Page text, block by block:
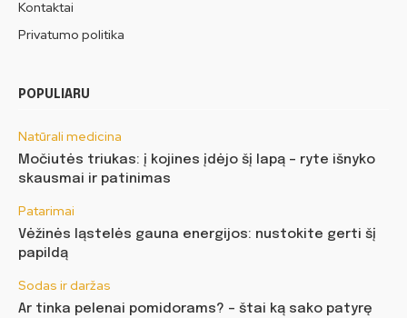
Kontaktai
Privatumo politika
POPULIARU
Natūrali medicina
Močiutės triukas: į kojines įdėjo šį lapą – ryte išnyko
skausmai ir patinimas
Patarimai
Vėžinės ląstelės gauna energijos: nustokite gerti šį
papildą
Sodas ir daržas
Ar tinka pelenai pomidorams? – štai ką sako patyrę